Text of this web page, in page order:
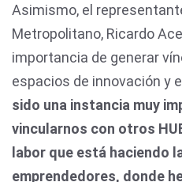
Asimismo, el
Metropolitano, Ricardo
importancia de generar
espacios de innovación y
sido una instancia muy
vincularnos con otros
labor que está haciendo
emprendedores, donde